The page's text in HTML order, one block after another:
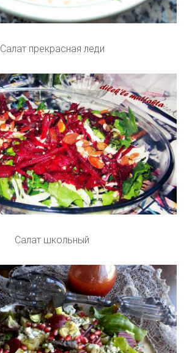
Салат прекрасная леди
Салат школьный